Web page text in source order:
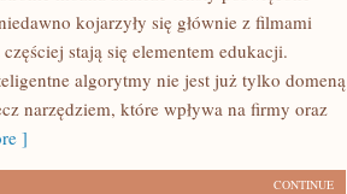
kojarzyły się głównie z filmami
stają się elementem edukacji.
algorytmy nie jest już tylko domeną
narzędziem, które wpływa na firmy oraz
]
CONTINUE